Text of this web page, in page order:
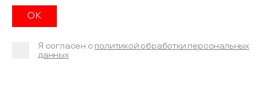
Я согласен с политикой обработки персональных
данных